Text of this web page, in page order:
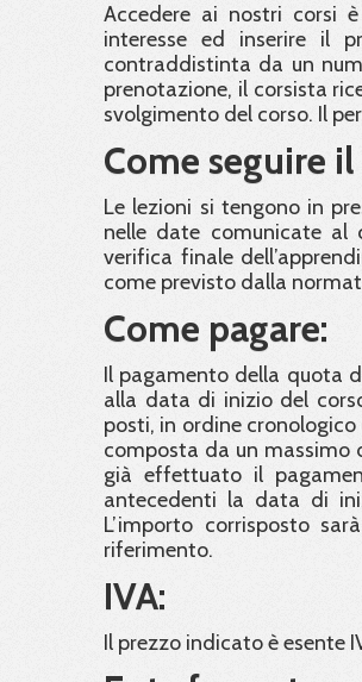
Accedere ai nostri corsi
interesse ed inserire il
contraddistinta da un
prenotazione, il corsista
svolgimento del corso. Il
Come seguire il
Le lezioni si tengono in
nelle date comunicate al
verifica finale
come previsto dalla
Come pagare:
Il pagamento della quota
alla data di inizio del
posti, in ordine
composta da un massimo
già effettuato il
antecedenti la data di
L’importo corrisposto
riferimento.
IVA:
Il prezzo indicato è esente